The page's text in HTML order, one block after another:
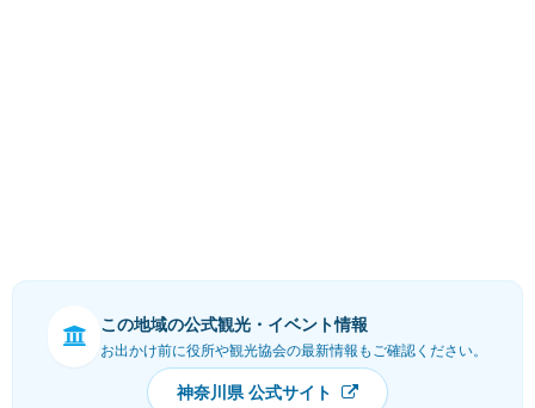
この地域の公式観光・イベント情報
お出かけ前に役所や観光協会の最新情報もご確認ください。
神奈川県 公式サイト